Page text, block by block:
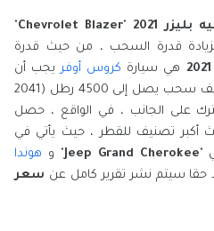
2021
"
Chevrolet Blazer
"
لزيادة قدرة السحب ، من حيث قدرة
هي سيارة كروس أوفريجب أن
تؤخذ على محمل الجد ، مع تصنيف سحب يصل إلى 4500 رطل (2041
على الجانب ، في الواقع ، حصل
أكبر تصنيف للقطر ، حيث يأتي في
"
Jeep Grand Cherokee" و هوندا
سعر